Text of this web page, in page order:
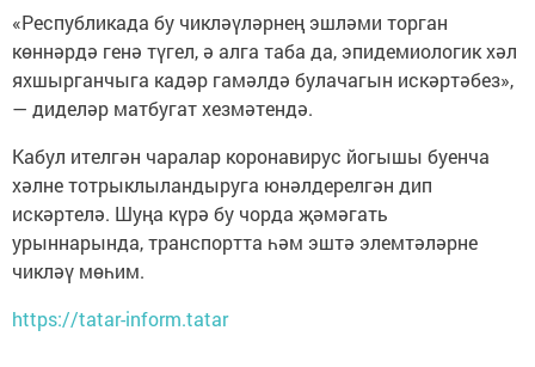
«Республикада бу чикләүләрнең эшләми торган
көннәрдә генә түгел, ә алга таба да, эпидемиологик хәл
яхшырганчыга кадәр гамәлдә булачагын искәртәбез»,
— диделәр матбугат хезмәтендә.
Кабул ителгән чаралар коронавирус йогышы буенча
хәлне тотрыклыландыруга юнәлдерелгән дип
искәртелә. Шуңа күрә бу чорда җәмәгать
урыннарында, транспортта һәм эштә элемтәләрне
чикләү мөһим.
https://tatar-inform.tatar